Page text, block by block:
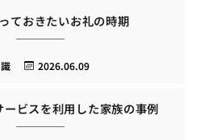
ておきたいお礼の時期
2026.06.09
ビスを利用した家族の事例